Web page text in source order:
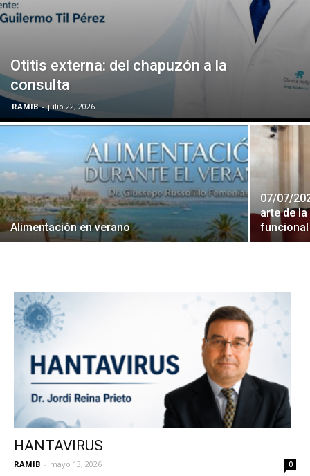
Otitis externa: del chapuzón a la
consulta
RAMIB - julio 22, 2026
Alimentación en verano
07/07/
arte de
funcional
HANTAVIRUS
RAMIB - mayo 13, 2026 0